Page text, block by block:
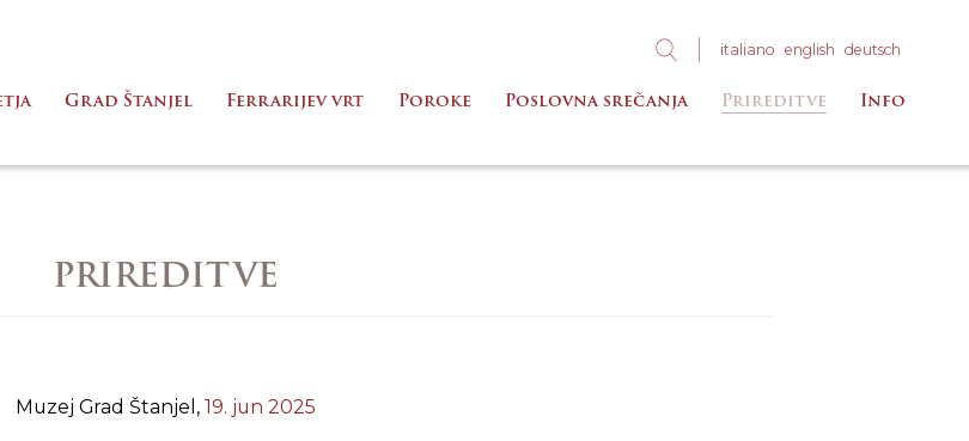
italiano english deutsch
Grad Štanjel Ferrarijev vrt Poroke Poslovna srečanja Prireditve Info
PRIREDITVE
Muzej Grad Štanjel, 19. jun 2025